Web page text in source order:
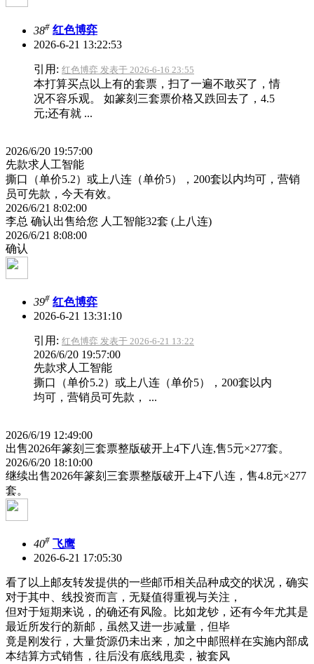
38# 红色博弈
2026-6-21 13:22:53
引用: 红色博弈 发表于 2026-6-16 23:55
本打算买点以上有的套票，扫了一遍不敢买了，情
况不容乐观。 如篆刻三套票价格又跌回去了，4.5
元;还有就 ...
2026/6/20 19:57:00
先款求人工智能
撕口（单价5.2）或上八连（单价5），200套以内均可，营销
员可先款，今天有效。
2026/6/21 8:02:00
李总 确认出售给您 人工智能32套 (上八连)
2026/6/21 8:08:00
确认
39# 红色博弈
2026-6-21 13:31:10
引用: 红色博弈 发表于 2026-6-21 13:22
2026/6/20 19:57:00
先款求人工智能
撕口（单价5.2）或上八连（单价5），200套以内
均可，营销员可先款， ...
2026/6/19 12:49:00
出售2026年篆刻三套票整版破开上4下八连,售5元×277套。
2026/6/20 18:10:00
继续出售2026年篆刻三套票整版破开上4下八连，售4.8元×277
套。
40#
飞鹰
2026-6-21 17:05:30
看了以上邮友转发提供的一些邮币相关品种成交的状况，确实
对于其中、线投资而言，无疑值得重视与关注，
但对于短期来说，的确还有风险。比如龙钞，还有今年尤其是
最近所发行的新邮，虽然又进一步减量，但毕
竟是刚发行，大量货源仍未出来，加之中邮照样在实施内部成
本结算方式销售，往后没有底线甩卖，被套风